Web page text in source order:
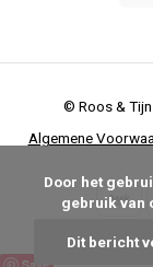
Algemene
© Roos &
gebruik van
Dit bericht